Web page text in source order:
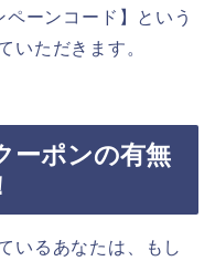
ーンコード】という
いただきます。
ーポンの有無
いるあなたは、もし